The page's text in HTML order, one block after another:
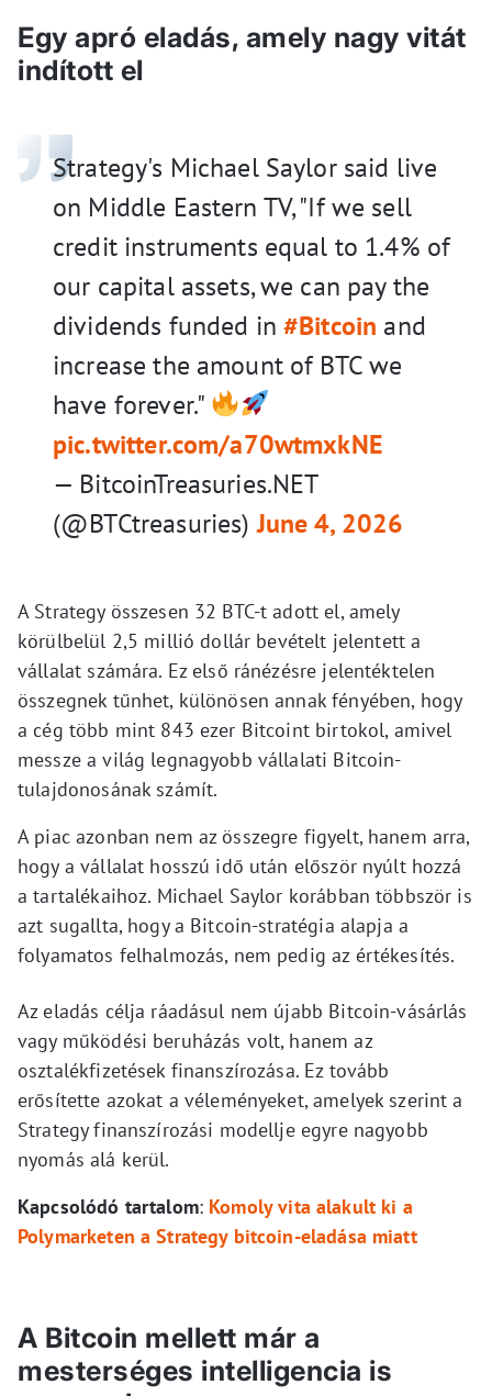
Egy apró eladás, amely nagy vitát
indított el
Strategy's Michael Saylor said live
on Middle Eastern TV, "If we sell
credit instruments equal to 1.4% of
our capital assets, we can pay the
dividends funded in #Bitcoin and
increase the amount of BTC we
have forever."
pic.twitter.com/a70wtmxkNE
— BitcoinTreasuries.NET
(@BTCtreasuries)June 4, 2026
A Strategy összesen 32 BTC-t adott el, amely
körülbelül 2,5 millió dollár bevételt jelentett a
vállalat számára. Ez első ránézésre jelentéktelen
összegnek tűnhet, különösen annak fényében, hogy
a cég több mint 843 ezer Bitcoint birtokol, amivel
messze a világ legnagyobb vállalati Bitcoin-
tulajdonosának számít.
A piac azonban nem az összegre figyelt, hanem arra,
hogy a vállalat hosszú idő után először nyúlt hozzá
a tartalékaihoz. Michael Saylor korábban többször is
azt sugallta, hogy a Bitcoin-stratégia alapja a
folyamatos felhalmozás, nem pedig az értékesítés.
Az eladás célja ráadásul nem újabb Bitcoin-vásárlás
vagy működési beruházás volt, hanem az
osztalékfizetések finanszírozása. Ez tovább
erősítette azokat a véleményeket, amelyek szerint a
Strategy finanszírozási modellje egyre nagyobb
nyomás alá kerül.
Kapcsolódó tartalom: Komoly vita alakult ki a
Polymarketen a Strategy bitcoin-eladása miatt
A Bitcoin mellett már a
mesterséges intelligencia is